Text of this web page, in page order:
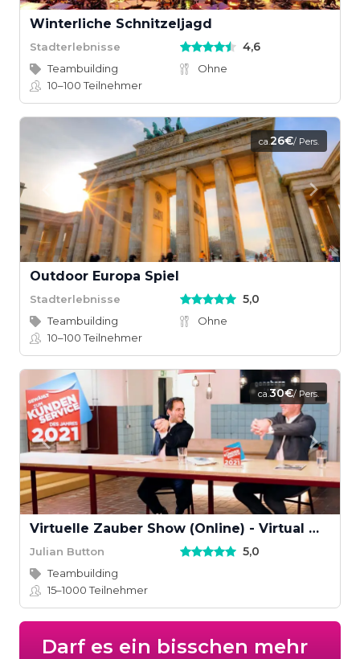
Winterliche Schnitzeljagd
Stadterlebnisse 4,6
Teambuilding
Ohne
10–100Teilnehmer
ca.26€/ Pers.
Outdoor Europa Spiel
Stadterlebnisse 5,0
Teambuilding
Ohne
10–100Teilnehmer
ca.30€/ Pers.
Virtuelle Zauber Show (Online) - Virtual Magic Show
Julian Button 5,0
Teambuilding
15–1000Teilnehmer
Darf es ein bisschen mehr